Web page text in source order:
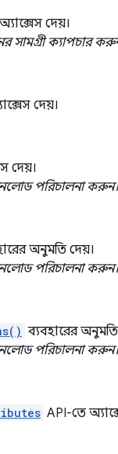
দেয়।
সামগ্রী ক্যাপচার
দেয়।
দেয়।
পরিচালনা করুন।
অনুমতি দেয়।
পরিচালনা করুন।
ব্যবহারের অনুমতি
পরিচালনা করুন।
API-তে